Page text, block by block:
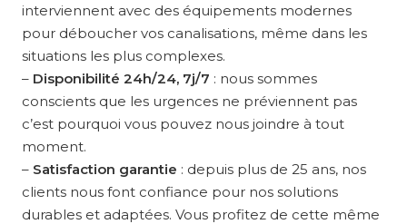
interviennent avec des équipements modernes
pour déboucher vos canalisations, même dans les
situations les plus complexes.
– Disponibilité 24h/24, 7j/7 : nous sommes
conscients que les urgences ne préviennent pas
c’est pourquoi vous pouvez nous joindre à tout
moment.
– Satisfaction garantie : depuis plus de 25 ans, nos
clients nous font confiance pour nos solutions
durables et adaptées. Vous profitez de cette même